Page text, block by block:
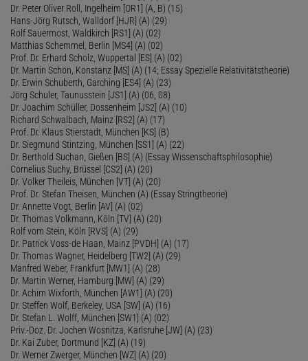
Dr. Peter Oliver Roll, Ingelheim [OR1] (A, B) (15)
Hans-Jörg Rutsch, Walldorf [HJR] (A) (29)
Rolf Sauermost, Waldkirch [RS1] (A) (02)
Matthias Schemmel, Berlin [MS4] (A) (02)
Prof. Dr. Erhard Scholz, Wuppertal [ES] (A) (02)
Dr. Martin Schön, Konstanz [MS] (A) (14; Essay Spezielle Relativitätstheorie)
Dr. Erwin Schuberth, Garching [ES4] (A) (23)
Jörg Schuler, Taunusstein [JS1] (A) (06, 08)
Dr. Joachim Schüller, Dossenheim [JS2] (A) (10)
Richard Schwalbach, Mainz [RS2] (A) (17)
Prof. Dr. Klaus Stierstadt, München [KS] (B)
Dr. Siegmund Stintzing, München [SS1] (A) (22)
Dr. Berthold Suchan, Gießen [BS] (A) (Essay Wissenschaftsphilosophie)
Cornelius Suchy, Brüssel [CS2] (A) (20)
Dr. Volker Theileis, München [VT] (A) (20)
Prof. Dr. Stefan Theisen, München (A) (Essay Stringtheorie)
Dr. Annette Vogt, Berlin [AV] (A) (02)
Dr. Thomas Volkmann, Köln [TV] (A) (20)
Rolf vom Stein, Köln [RVS] (A) (29)
Dr. Patrick Voss-de Haan, Mainz [PVDH] (A) (17)
Dr. Thomas Wagner, Heidelberg [TW2] (A) (29)
Manfred Weber, Frankfurt [MW1] (A) (28)
Dr. Martin Werner, Hamburg [MW] (A) (29)
Dr. Achim Wixforth, München [AW1] (A) (20)
Dr. Steffen Wolf, Berkeley, USA [SW] (A) (16)
Dr. Stefan L. Wolff, München [SW1] (A) (02)
Priv.-Doz. Dr. Jochen Wosnitza, Karlsruhe [JW] (A) (23)
Dr. Kai Zuber, Dortmund [KZ] (A) (19)
Dr. Werner Zwerger, München [WZ] (A) (20)